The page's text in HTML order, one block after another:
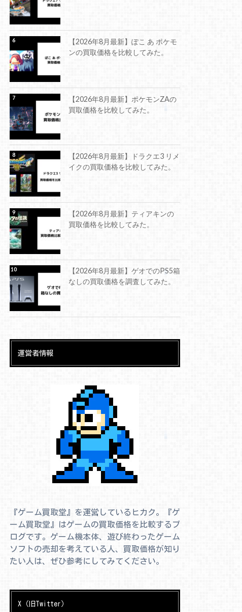
【2026年8月最新】ぽこ あ ポケモ
ンの買取価格を比較してみた。
【2026年8月最新】ポケモンZAの
買取価格を比較してみた。
【2026年8月最新】ドラクエ3 リメ
イクの買取価格を比較してみた。
【2026年8月最新】ティアキンの
買取価格を比較してみた。
【2026年8月最新】ゲオでのPS5箱
なしの買取価格を調査してみた。
運営者情報
『ゲーム買取堂』を運営しているヒカク。『ゲ
ーム買取堂』はゲームの買取価格を比較するブ
ログです。ゲーム機本体、遊び終わったゲーム
ソフトの売却を考えている人、買取価格が知り
たい人は、ぜひ参考にしてみてください。
X（旧Twitter）